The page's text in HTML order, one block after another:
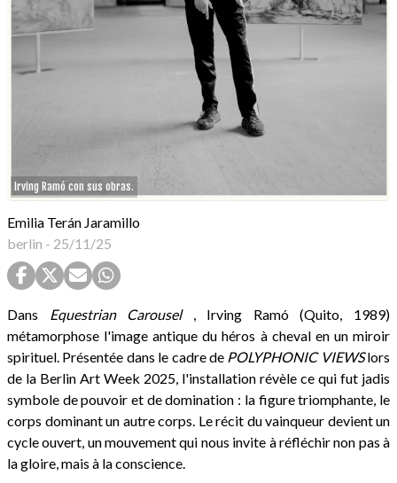
Irving Ramó con sus obras.
Emilia Terán Jaramillo
berlin - 25/11/25
Dans Equestrian Carousel, Irving Ramó (Quito, 1989)
métamorphose l'image antique du héros à cheval en un miroir
spirituel. Présentée dans le cadre de POLYPHONIC VIEWSlors
de la Berlin Art Week 2025, l'installation révèle ce qui fut jadis
symbole de pouvoir et de domination : la figure triomphante, le
corps dominant un autre corps. Le récit du vainqueur devient un
cycle ouvert, un mouvement qui nous invite à réfléchir non pas à
la gloire, mais à la conscience.